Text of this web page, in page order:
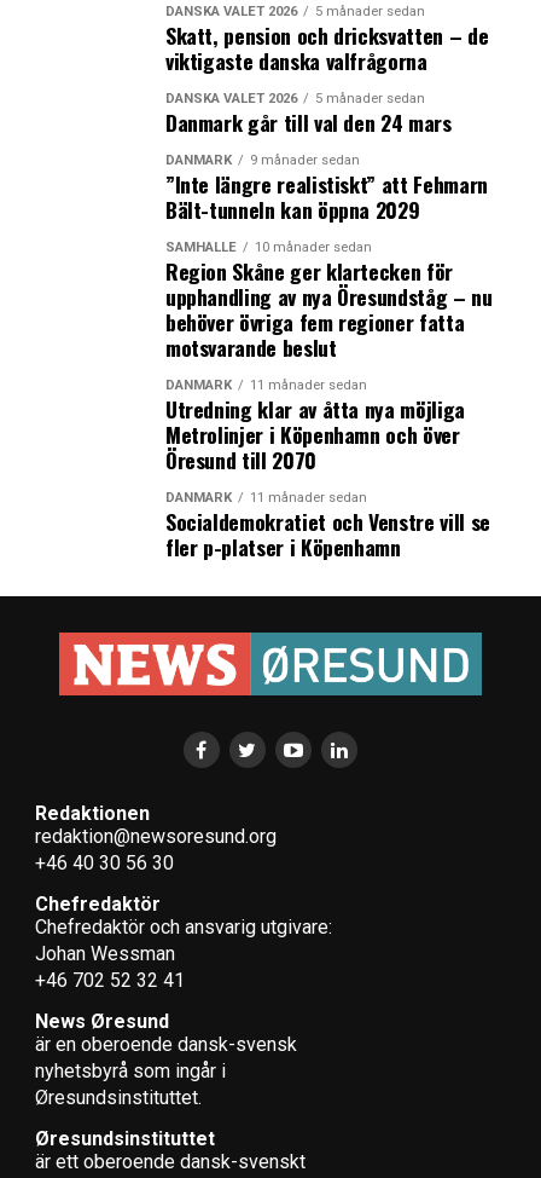
DANSKA VALET 2026 5 månader sedan
Skatt, pension och dricksvatten – de
viktigaste danska valfrågorna
DANSKA VALET 2026 5 månader sedan
Danmark går till val den 24 mars
DANMARK 9 månader sedan
”Inte längre realistiskt” att Fehmarn
Bält-tunneln kan öppna 2029
SAMHÄLLE 10 månader sedan
Region Skåne ger klartecken för
upphandling av nya Öresundståg – nu
behöver övriga fem regioner fatta
motsvarande beslut
DANMARK 11 månader sedan
Utredning klar av åtta nya möjliga
Metrolinjer i Köpenhamn och över
Öresund till 2070
DANMARK 11 månader sedan
Socialdemokratiet och Venstre vill se
fler p-platser i Köpenhamn
Redaktionen
redaktion@newsoresund.org
+46 40 30 56 30
Chefredaktör
Chefredaktör och ansvarig utgivare:
Johan Wessman
+46 702 52 32 41
News Øresund
är en oberoende dansk-svensk
nyhets­byrå som ingår i
Øresundsinstituttet.
Øresundsinstituttet
är ett oberoende dansk-svenskt